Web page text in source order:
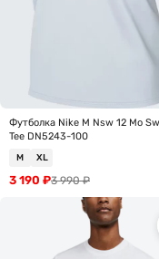
Футболка Nike M Nsw 12 Mo
Tee DN5243-100
M XL
3 990₽
3 190 ₽